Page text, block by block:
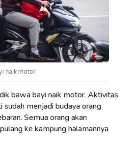
naik motor
bawa bayi naik motor. Aktivitas
menjadi budaya orang
Semua orang akan
ke kampung halamannya